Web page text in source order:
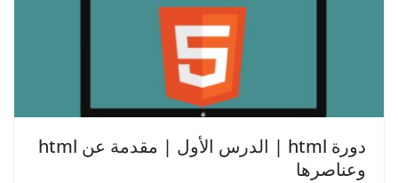
دورة html | الدرس الأول | مقدمة عن html
وعناصرها